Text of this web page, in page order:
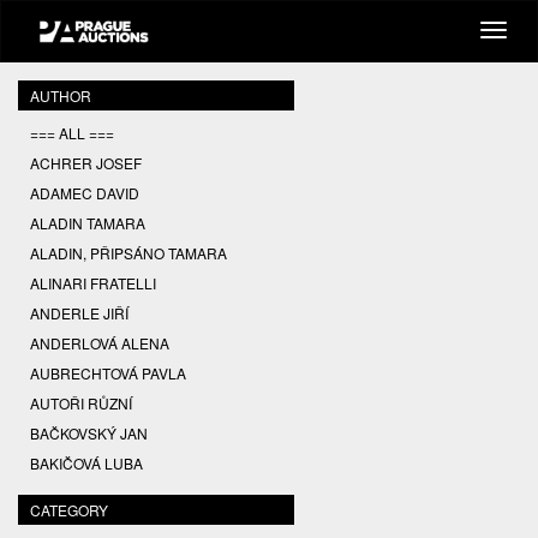
AUTHOR
=== ALL ===
ACHRER JOSEF
ADAMEC DAVID
ALADIN TAMARA
ALADIN, PŘIPSÁNO TAMARA
ALINARI FRATELLI
ANDERLE JIŘÍ
ANDERLOVÁ ALENA
AUBRECHTOVÁ PAVLA
AUTOŘI RŮZNÍ
BAČKOVSKÝ JAN
BAKIČOVÁ LUBA
BALCAR JIŘÍ
BALCAR KAREL
CATEGORY